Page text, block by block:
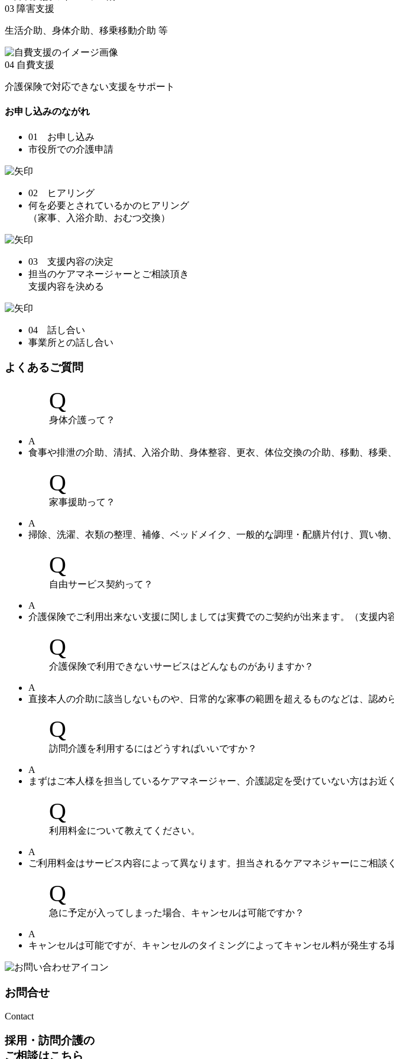
03 障害支援
生活介助、身体介助、移乗移動介助 等
04 自費支援
介護保険で対応できない支援をサポート
お申し込みのながれ
01 お申し込み
市役所での介護申請
02 ヒアリング
何を必要とされているかのヒアリング
（家事、入浴介助、おむつ交換）
03 支援内容の決定
担当のケアマネージャーとご相談頂き
支援内容を決める
04 話し合い
事業所との話し合い
よくあるご質問
Q
身体介護って？
A
食事や排泄の介助、清拭、入浴介助、身体整容、更衣、体位交換の介助、移動、移
Q
家事援助って？
A
掃除、洗濯、衣類の整理、補修、ベッドメイク、一般的な調理・配膳片付け、買い物
Q
自由サービス契約って？
A
介護保険でご利用出来ない支援に関しましては実費でのご契約が出来ます。（支援内
Q
介護保険で利用できないサービスはどんなものがありますか？
A
直接本人の介助に該当しないものや、日常的な家事の範囲を超えるものなどは、認め
Q
訪問介護を利用するにはどうすればいいですか？
A
まずはご本人様を担当しているケアマネージャー、介護認定を受けていない方はお近
Q
利用料金について教えてください。
A
ご利用料金はサービス内容によって異なります。担当されるケアマネジャーにご相談
Q
急に予定が入ってしまった場合、キャンセルは可能ですか？
A
キャンセルは可能ですが、キャンセルのタイミングによってキャンセル料が発生する
お問合せ
Contact
採用・訪問介護の
ご相談はこちら